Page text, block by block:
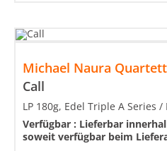
Michael Naura Quartett
Call
LP 180g, Edel Triple A Series /
Verfügbar : Lieferbar
soweit verfügbar beim